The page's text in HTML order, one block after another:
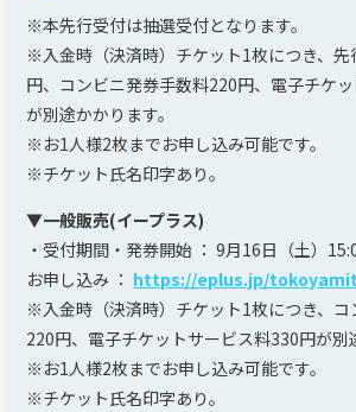
※本先行受付は抽選受付となります。
※入金時（決済時）チケット1枚につき、先
円、コンビニ発券手数料220円、電子チケ
が別途かかります。
※お1人様2枚までお申し込み可能です。
※チケット氏名印字あり。
▼一般販売(イープラス)
・受付期間・発券開始 ： 9月16日（土）
お申し込み ： https://eplus.jp/
※入金時（決済時）チケット1枚につき、コ
220円、電子チケットサービス料330円が別
※お1人様2枚までお申し込み可能です。
※チケット氏名印字あり。